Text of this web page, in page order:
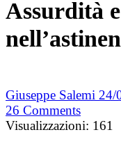
Assurdità
Giuseppe Salemi 24/
26 Comments
Visualizzazioni: 161